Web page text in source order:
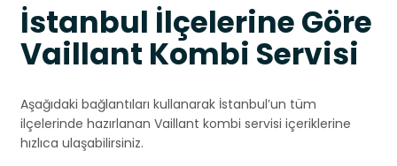
İstanbul İlçelerine Göre
Vaillant Kombi Servisi
Aşağıdaki bağlantıları kullanarak İstanbul’un tüm
ilçelerinde hazırlanan Vaillant kombi servisi içeriklerine
hızlıca ulaşabilirsiniz.